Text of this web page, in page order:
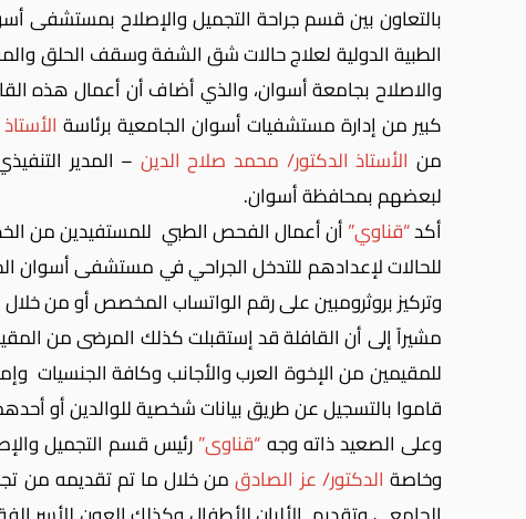
الطبية الدولية لعلاج حالات شق الشفة وسقف الحلق والمقرر إستمرارها حتى 12
والاصلاح بجامعة أسوان، والذي أضاف أن أعمال هذه
كبير من إدارة مستشفيات أسوان الجامعية برئاسة
من الأستاذ الدكتور/ محمد صلاح الدين – المدير
لبعضهم بمحافظة أسوان.
أكد“قناوي”
للحالات لإعدادهم للتدخل الجراحي في مستشفى أسوان
وتركيز بروثرومبين على رقم الواتساب المخصص أو من
مشيراً إلى أن القافلة قد إستقبلت كذلك المرضى من
للمقيمين من الإخوة العرب والأجانب وكافة الجنسيات
قاموا بالتسجيل عن طريق بيانات شخصية للوالدين أو
وعلى الصعيد ذاته وجه“قناوى”رئيس قسم التجميل
وخاصة الدكتور/ عز الصادقمن خلال ما تم تقديمه من